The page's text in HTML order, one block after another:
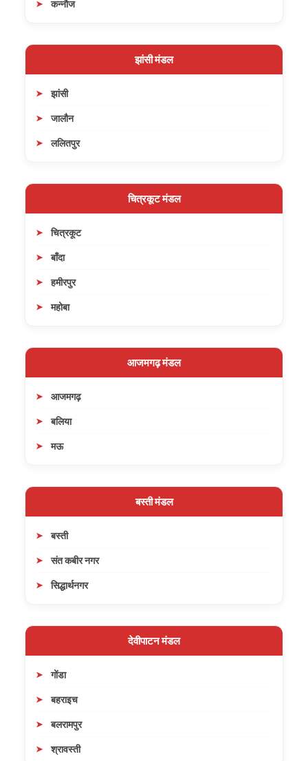
कन्नौज
झांसी मंडल
झांसी
जालौन
ललितपुर
चित्रकूट मंडल
चित्रकूट
बाँदा
हमीरपुर
महोबा
आजमगढ़ मंडल
आजमगढ़
बलिया
मऊ
बस्ती मंडल
बस्ती
संत कबीर नगर
सिद्धार्थनगर
देवीपाटन मंडल
गोंडा
बहराइच
बलरामपुर
श्रावस्ती